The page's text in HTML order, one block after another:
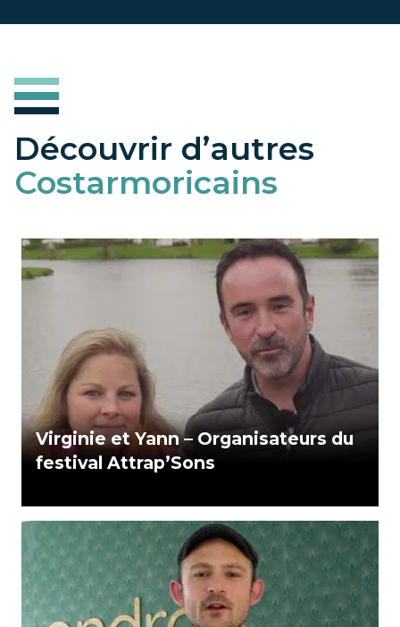
Découvrir d’autres
Costarmoricains
Virginie et Yann – Organisateurs du
festival Attrap’Sons